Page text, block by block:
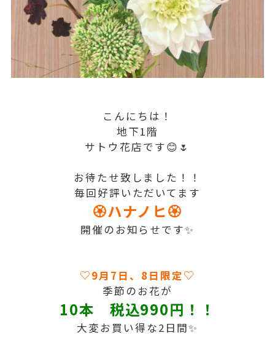
こんにちは！
地下1階
サトウ花店です😊🌷
お待たせ致しました！！
毎回好評いただいてます
🏵ハナノヒ🏵
開催のお知らせです✨
♡9月7日、8 日限定♡
季節のお花が
10本 税込990円！！
大変お買い得な2日間✨